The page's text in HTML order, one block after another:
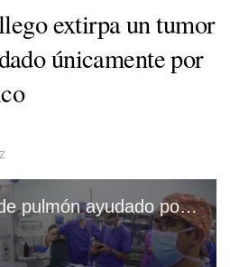
extirpa un tumor
únicamente por
Extirpa un tumor de pulmón ayudado por un brazo robótico